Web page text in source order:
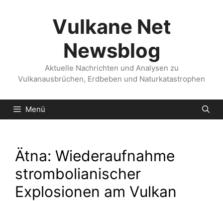
Vulkane Net
Newsblog
Aktuelle Nachrichten und Analysen zu
Vulkanausbrüchen, Erdbeben und Naturkatastrophen
Menü
Ätna: Wiederaufnahme
strombolianischer
Explosionen am Vulkan